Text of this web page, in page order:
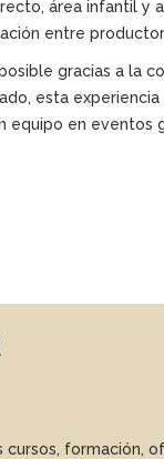
área infantil y
entre
gracias a la
esta
equipo en eventos
formación,